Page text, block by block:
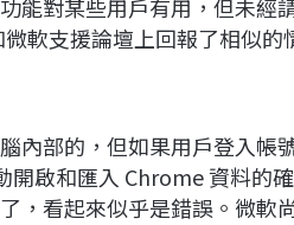
能對某些用戶有用，但未經
軟支援論壇上回報了相似的
內部的，但如果用戶登入帳
開啟和匯入 Chrome 資料的
，看起來似乎是錯誤。微軟